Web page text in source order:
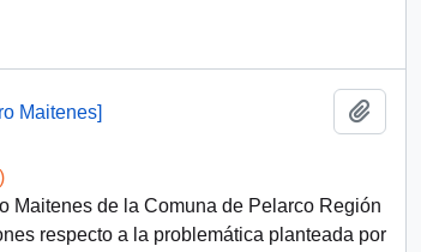
Maitenes]
Maitenes de la Comuna de Pelarco Región
respecto a la problemática planteada por